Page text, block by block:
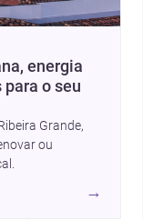
energia
o seu
Grande,
ou
→